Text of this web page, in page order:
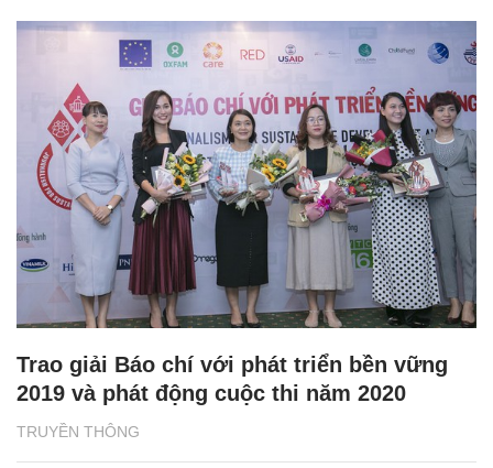
TRUYỀN THÔNG
Trao giải Báo chí với phát triển bền vững
2019 và phát động cuộc thi năm 2020